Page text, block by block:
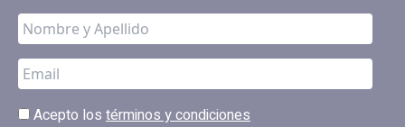
Acepto los términos y condiciones